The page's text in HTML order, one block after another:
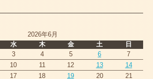
2026年6月
水 木 金 土
日
3 4 5 6
7
10 11 12 13
14
17 18 19 20
21